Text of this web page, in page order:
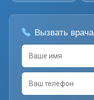
Вызвать врача